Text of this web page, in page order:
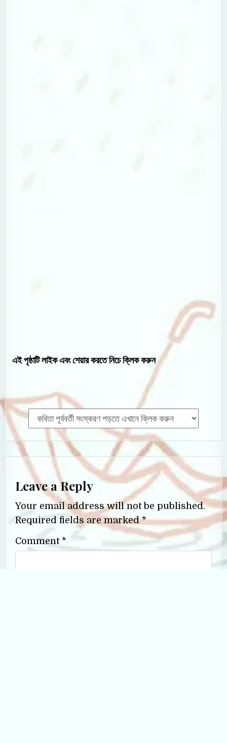
এই পৃষ্ঠাটি লাইক এবং শেয়ার করতে নিচে ক্লিক করুন
Leave a Reply
Your email address will not be published.
Required fields are marked*
Comment *